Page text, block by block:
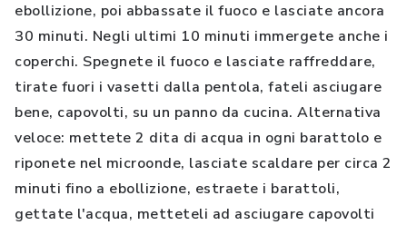
ebollizione, poi abbassate il fuoco e lasciate ancora
30 minuti. Negli ultimi 10 minuti immergete anche i
coperchi. Spegnete il fuoco e lasciate raffreddare,
tirate fuori i vasetti dalla pentola, fateli asciugare
bene, capovolti, su un panno da cucina. Alternativa
veloce: mettete 2 dita di acqua in ogni barattolo e
riponete nel microonde, lasciate scaldare per circa 2
minuti fino a ebollizione, estraete i barattoli,
gettate l'acqua, metteteli ad asciugare capovolti